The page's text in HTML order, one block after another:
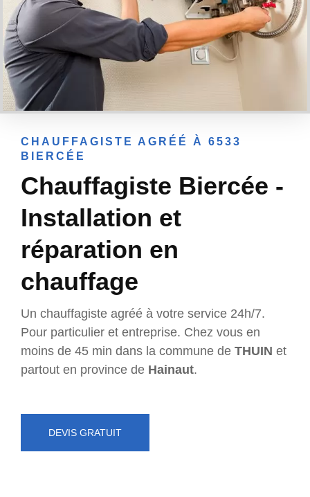
CHAUFFAGISTE AGRÉÉ À 6533
BIERCÉE
Chauffagiste Biercée -
Installation et
réparation en
chauffage
Un chauffagiste agréé à votre service 24h/7.
Pour particulier et entreprise. Chez vous en
moins de 45 min dans la commune de THUIN et
partout en province de Hainaut.
DEVIS GRATUIT